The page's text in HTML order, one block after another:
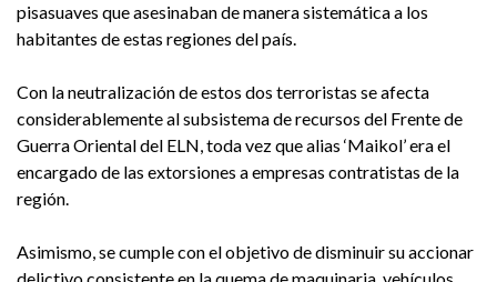
pisasuaves que asesinaban de manera sistemática a los
habitantes de estas regiones del país.
Con la neutralización de estos dos terroristas se afecta
considerablemente al subsistema de recursos del Frente de
Guerra Oriental del ELN, toda vez que alias ‘Maikol’ era el
encargado de las extorsiones a empresas contratistas de la
región.
Asimismo, se cumple con el objetivo de disminuir su accionar